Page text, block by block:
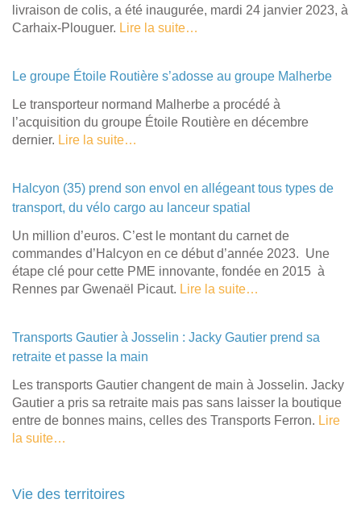
livraison de colis, a été inaugurée, mardi 24 janvier 2023, à
Carhaix-Plouguer. Lire la suite…
Le groupe Étoile Routière s’adosse au groupe Malherbe
Le transporteur normand Malherbe a procédé à
l’acquisition du groupe Étoile Routière en décembre
dernier. Lire la suite…
Halcyon (35) prend son envol en allégeant tous types de
transport, du vélo cargo au lanceur spatial
Un million d’euros. C’est le montant du carnet de
commandes d’Halcyon en ce début d’année 2023. Une
étape clé pour cette PME innovante, fondée en 2015 à
Rennes par Gwenaël Picaut. Lire la suite…
Transports Gautier à Josselin : Jacky Gautier prend sa
retraite et passe la main
Les transports Gautier changent de main à Josselin. Jacky
Gautier a pris sa retraite mais pas sans laisser la boutique
entre de bonnes mains, celles des Transports Ferron. Lire
la suite…
Vie des territoires